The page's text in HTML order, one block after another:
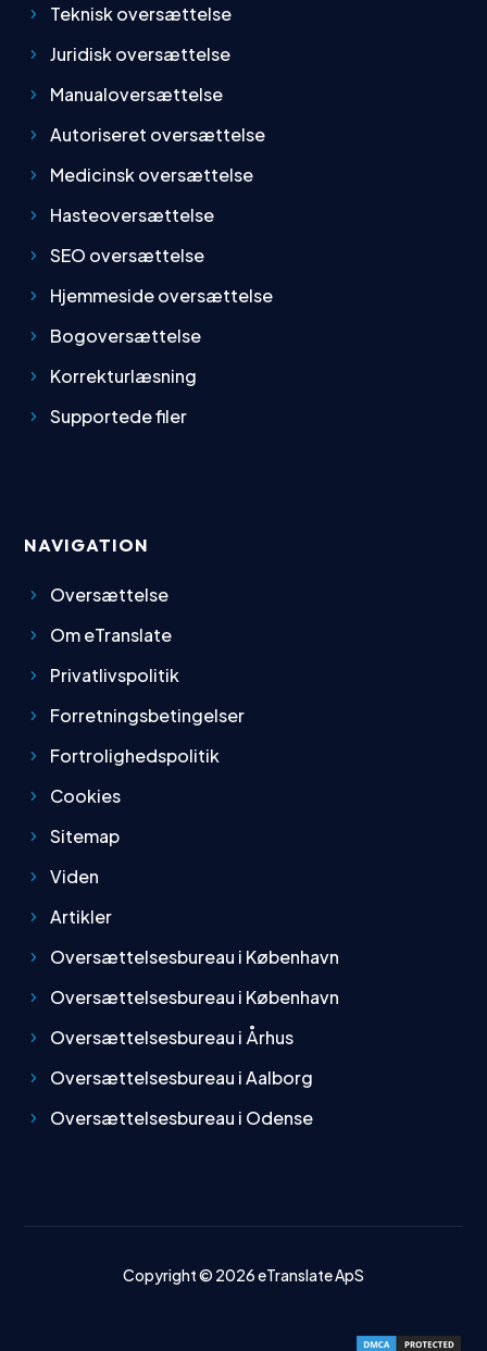
Teknisk oversættelse
Juridisk oversættelse
Manualoversættelse
Autoriseret oversættelse
Medicinsk oversættelse
Hasteoversættelse
SEO oversættelse
Hjemmeside oversættelse
Bogoversættelse
Korrekturlæsning
Supportede filer
NAVIGATION
Oversættelse
Om eTranslate
Privatlivspolitik
Forretningsbetingelser
Fortrolighedspolitik
Cookies
Sitemap
Viden
Artikler
Oversættelsesbureau i København
Oversættelsesbureau i København
Oversættelsesbureau i Århus
Oversættelsesbureau i Aalborg
Oversættelsesbureau i Odense
Copyright © 2026eTranslate ApS